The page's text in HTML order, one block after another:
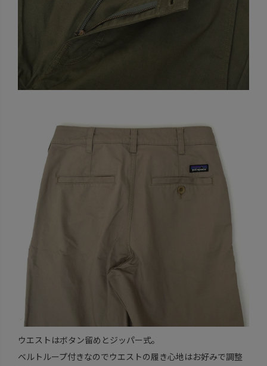
ウエストはボタン留めとジッパー式。
ベルトループ付きなのでウエストの履き心地はお好みで調整